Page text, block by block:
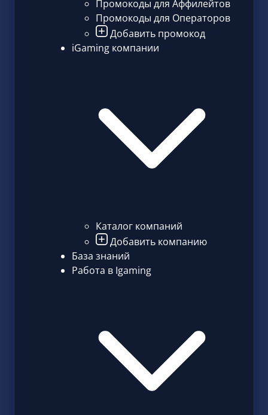
Промокоды для Аффилейтов
Промокоды для Операторов
Добавить промокод
iGaming компании
Каталог компаний
Добавить компанию
База знаний
Работа в Igaming